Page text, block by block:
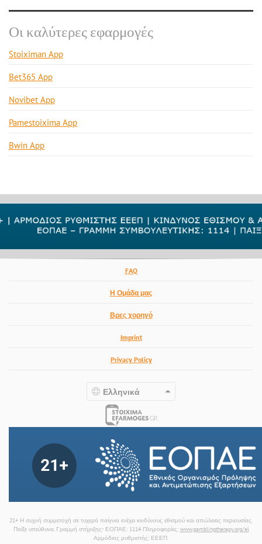
Οι καλύτερες εφαρμογές
Stoiximan App
Bet365 App
Novibet App
Pamestoixima App
Bwin App
FAQ
Η Ομάδα μας
Βρες χορηγό
Imprint
Privacy Policy
Ελληνικά
21+ Η συχνή συμμετοχή σε τυχερά παίγνια ενέχει κινδύνους εθισμού και απώλειας περιουσίας.
Παίξε υπεύθυνα. Γραμμή στήριξης- ΕΟΠΑΕ: 1114 Πληροφορίες: www.gamblingtherapy.org/el
Αρμόδιος ρυθμιστής: ΕΕΕΠ.